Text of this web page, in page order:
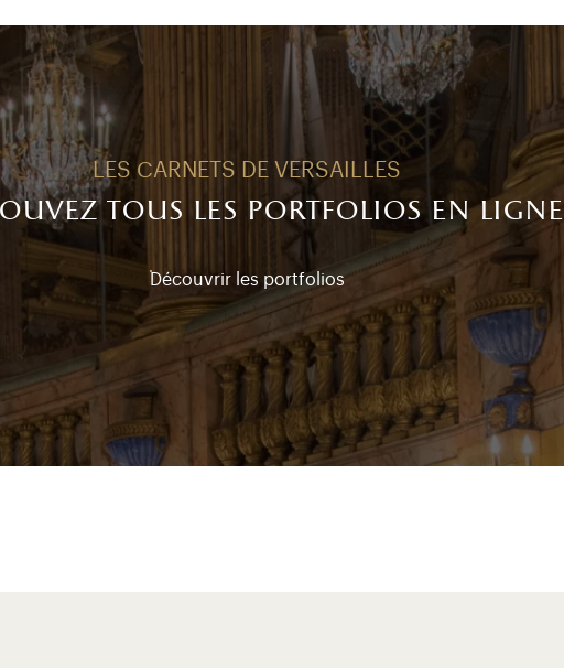
LES CARNETS DE VERSAILLES
tous les portfolios en ligne
Découvrir les portfolios